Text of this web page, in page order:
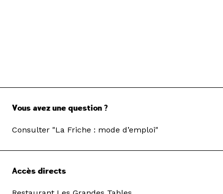
Vous avez une question ?
Consulter "La Friche : mode d’emploi"
Accès directs